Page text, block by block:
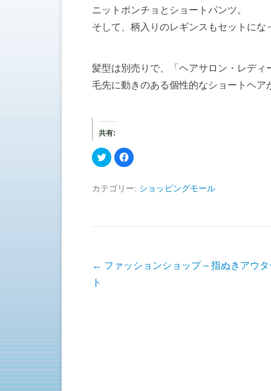
ニットポンチョとショートパンツ。
そして、柄入りのレギンスもセットにな
髪型は別売りで、「ヘアサロン・レディ
毛先に動きのある個性的なショートヘ
共有:
ク
リ
し
て
t
有
(
F
a
o
有
ク
リ
カテゴリー: ショッピングモール
投稿ナビゲーション
← ファッションショップ – 指ぬきアウタ
ト